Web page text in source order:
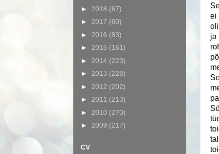
ei
ja
► 2018 (67)
► 2017 (80)
► 2016 (83)
► 2015 (161)
► 2014 (223)
► 2013 (228)
► 2012 (202)
► 2011 (213)
► 2010 (270)
► 2009 (217)
CV